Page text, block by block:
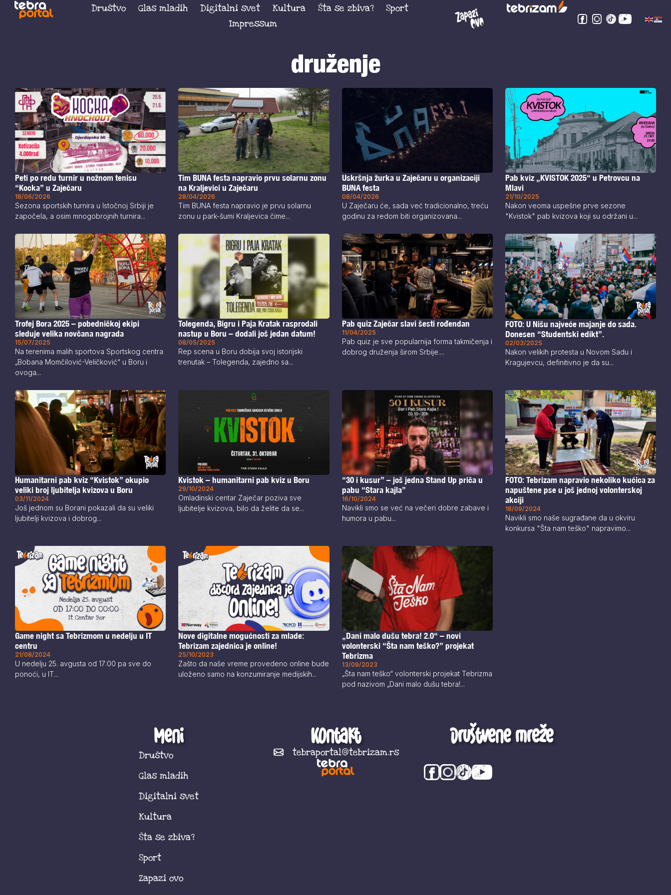
Društvo Glas mladih Digitalni svet Kultura Šta se zbiva?
Sport
Impressum
druženje
Peti po redu turnir u nožnom tenisu
“Kocka” u Zaječaru
18/06/2026
Sezona sportskih turnira u Istočnoj Srbiji je
započela, a osim mnogobrojnih turnira...
Tim BUNA festa napravio prvu solarnu zonu
na Kraljevici u Zaječaru
28/04/2026
Tim BUNA festa napravio je prvu solarnu
zonu u park-šumi Kraljevica čime...
Uskršnja žurka u Zaječaru u organizaciji
BUNA festa
08/04/2026
U Zaječaru će, sada već tradicionalno, treću
godinu za redom biti organizovana...
Pab kviz „KVISTOK 2025“ u Petrovcu na
Mlavi
21/10/2025
Nakon veoma uspešne prve sezone
"Kvistok" pab kvizova koji su održani u...
Trofej Bora 2025 – pobedničkoj ekipi
sleduje velika novčana nagrada
15/07/2025
Na terenima malih sportova Sportskog centra
„Bobana Momčilović-Veličković“ u Boru i
ovoga...
Tolegenda, Bigru i Paja Kratak rasprodali
nastup u Boru – dodali još jedan datum!
08/05/2025
Rep scena u Boru dobija svoj istorijski
trenutak – Tolegenda, zajedno sa...
Pab quiz Zaječar slavi šesti rođendan
11/04/2025
Pab quiz je sve popularnija forma takmičenja i
dobrog druženja širom Srbije....
FOTO: U Nišu najveće majanje do sada.
Donesen “Studentski edikt”.
02/03/2025
Nakon velikih protesta u Novom Sadu i
Kragujevcu, definitivno je da su...
Humanitarni pab kviz “Kvistok” okupio
veliki broj ljubitelja kvizova u Boru
03/11/2024
Još jednom su Borani pokazali da su veliki
ljubitelji kvizova i dobrog...
Kvistok – humanitarni pab kviz u Boru
29/10/2024
Omladinski centar Zaječar poziva sve
ljubitelje kvizova, bilo da želite da se...
“30 i kusur” – još jedna Stand Up priča u
pabu “Stara kajla”
16/10/2024
Navikli smo se već na večeri dobre zabave i
humora u pabu...
FOTO: Tebrizam napravio nekoliko kućica za
napuštene pse u još jednoj volonterskoj
akciji
18/09/2024
Navikli smo naše sugrađane da u okviru
konkursa "Šta nam teško" napravimo...
Game night sa Tebrizmom u nedelju u IT
centru
21/08/2024
U nedelju 25. avgusta od 17:00 pa sve do
ponoći, u IT...
Nove digitalne mogućnosti za mlade:
Tebrizam zajednica je online!
25/10/2023
Zašto da naše vreme provedeno online bude
uloženo samo na konzumiranje medijskih...
„Dani malo dušu tebra! 2.0“ – novi
volonterski “Šta nam teško?” projekat
Tebrizma
13/09/2023
„Šta nam teško“ volonterski projekat Tebrizma
pod nazivom „Dani malo dušu tebra!...
Meni
Društvo
Glas mladih
Digitalni svet
Kultura
Šta se zbiva?
Sport
Zapazi ovo
Kontakt
tebraportal@tebrizam.rs
Društvene mreže